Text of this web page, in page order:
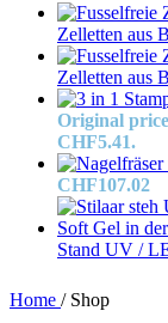
Zelletten aus
Zelletten aus
Original
CHF5.41.
CHF107.02
Stand UV /
Home / Shop